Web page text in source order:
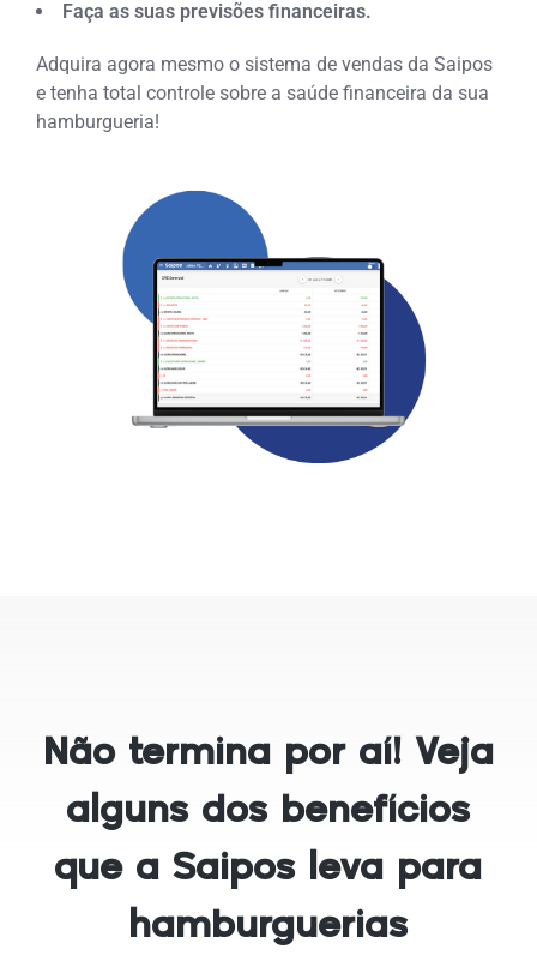
Faça as suas previsões financeiras.
Adquira agora mesmo o sistema de vendas da Saipos
e tenha total controle sobre a saúde financeira da sua
hamburgueria!
Não termina por aí! Veja
alguns dos benefícios
que a Saipos leva para
hamburguerias